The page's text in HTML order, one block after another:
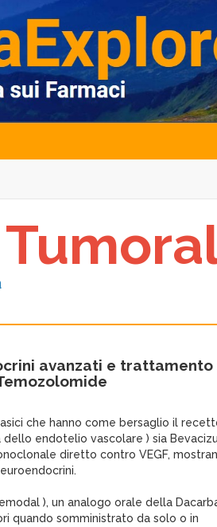
avanzati e trattamento
che hanno come bersaglio il
endotelio vascolare ) sia
diretto contro VEGF,
), un analogo orale della
quando somministrato da solo o in